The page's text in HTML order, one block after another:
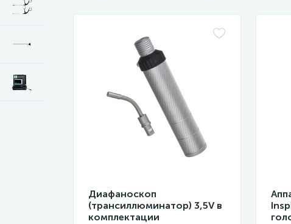
Диафаноскоп
(трансиллюминатор) 3,5V в
комплектации